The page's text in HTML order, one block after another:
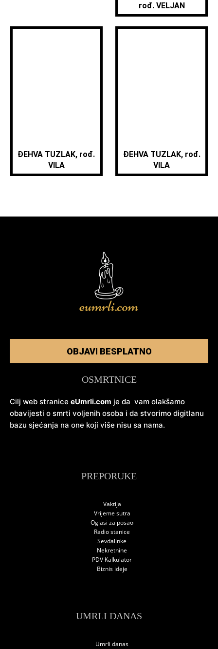
rođ. VELJAN
ĐEHVA TUZLAK, rođ.
VILA
ĐEHVA TUZLAK, rođ.
VILA
OBJAVI BESPLATNO
OSMRTNICE
Cilj web stranice eUmrli.com je da vam olakšamo
obavijesti o smrti voljenih osoba i da stvorimo digitlanu
bazu sjećanja na one koji više nisu sa nama.
PREPORUKE
Vaktija
Vrijeme sutra
Oglasi za posao
Radio stanice
Sevdalinke
Nekretnine
PDV Kalkulator
Biznis ideje
UMRLI DANAS
Umrli danas